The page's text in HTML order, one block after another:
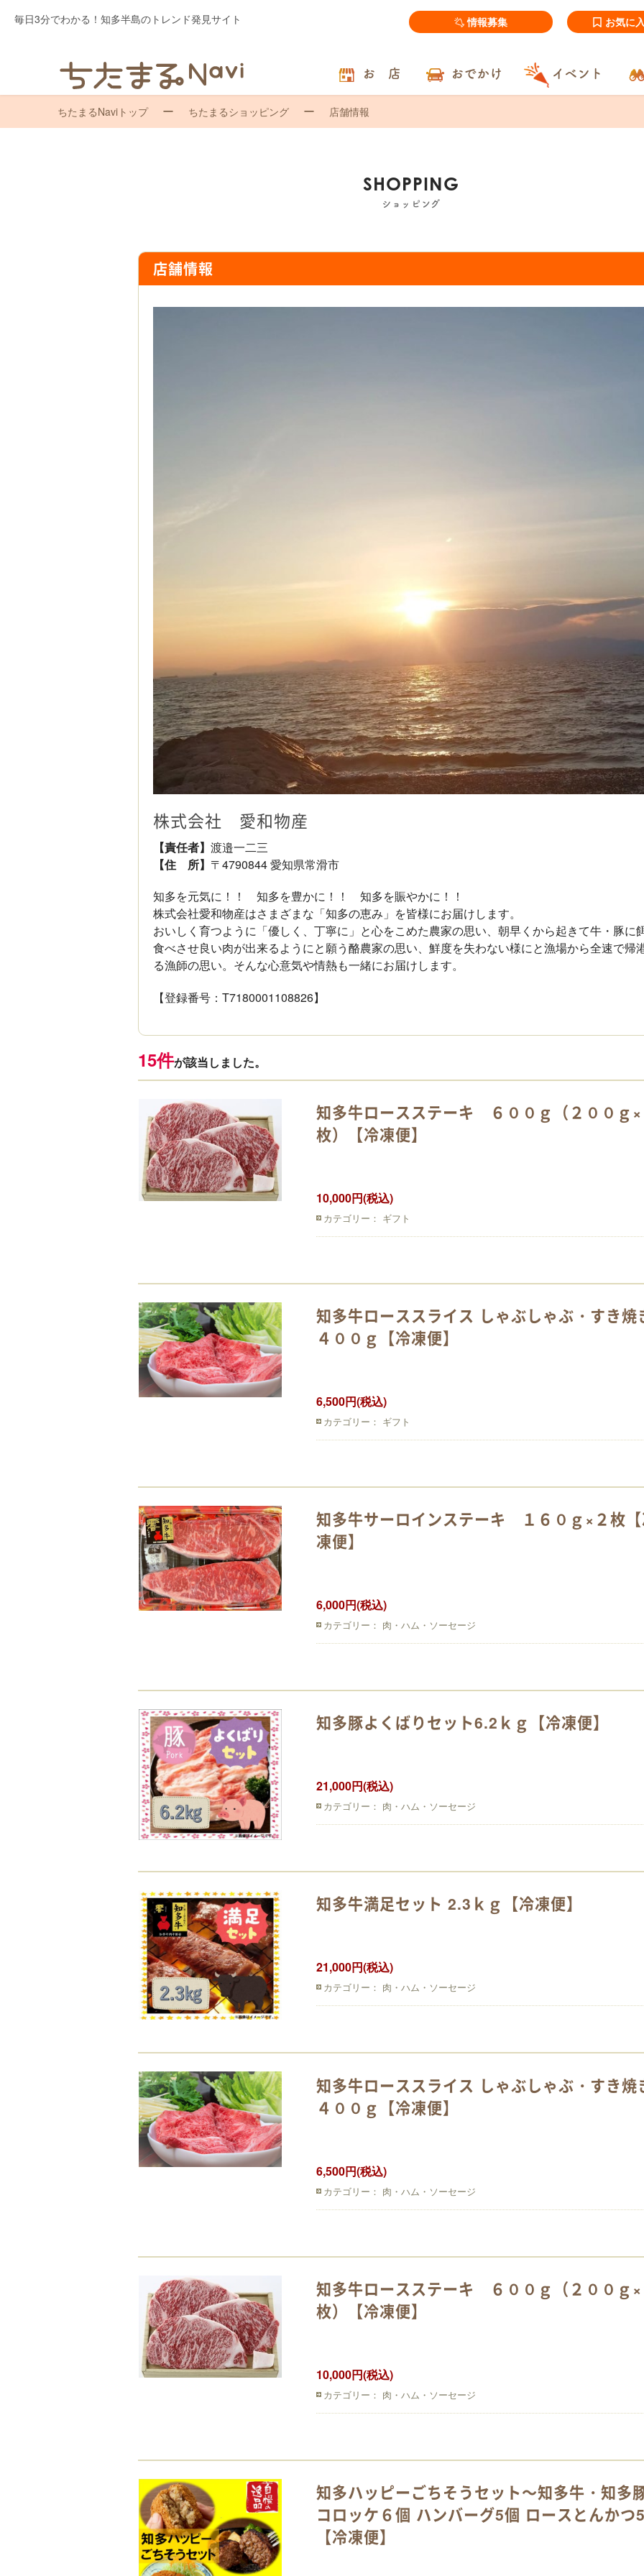
毎日3分でわかる！知多半島のトレンド発見サイト 情報募集 お気に
お 店 おでかけ イベント
ちたまるNaviトップ ちたまるショッピング 店舗情報
SHOPPING
ショッピング
店舗情報
株式会社 愛和物産
【責任者】 渡邉一二三
【住 所】 〒4790844 愛知県常滑市
知多を元気に！！ 知多を豊かに！！ 知多を賑やかに！！
株式会社愛和物産はさまざまな「知多の恵み」を皆様にお届けします。
おいしく育つように「優しく、丁寧に」と心をこめた農家の思い、朝早くから起きて牛・豚に
食べさせ良い肉が出来るようにと願う酪農家の思い、鮮度を失わない様にと漁場から全速で帰
る漁師の思い。そんな心意気や情熱も一緒にお届けします。
【登録番号：T7180001108826】
15件が該当しました。
知多牛ロースステーキ ６００ｇ（２００ｇ
枚）【冷凍便】
10,000円(税込)
カテゴリー： ギフト
知多牛ローススライス しゃぶしゃぶ・すき焼
４００ｇ【冷凍便】
6,500円(税込)
カテゴリー： ギフト
知多牛サーロインステーキ １６０ｇ×２枚
凍便】
6,000円(税込)
カテゴリー： 肉・ハム・ソーセージ
知多豚よくばりセット6.2ｋｇ【冷凍便】
21,000円(税込)
カテゴリー： 肉・ハム・ソーセージ
知多牛満足セット 2.3ｋｇ【冷凍便】
21,000円(税込)
カテゴリー： 肉・ハム・ソーセージ
知多牛ローススライス しゃぶしゃぶ・すき焼
４００ｇ【冷凍便】
6,500円(税込)
カテゴリー： 肉・ハム・ソーセージ
知多牛ロースステーキ ６００ｇ（２００ｇ
枚）【冷凍便】
10,000円(税込)
カテゴリー： 肉・ハム・ソーセージ
知多ハッピーごちそうセット～知多牛・知多
コロッケ６個 ハンバーグ5個 ロースとんかつ
【冷凍便】